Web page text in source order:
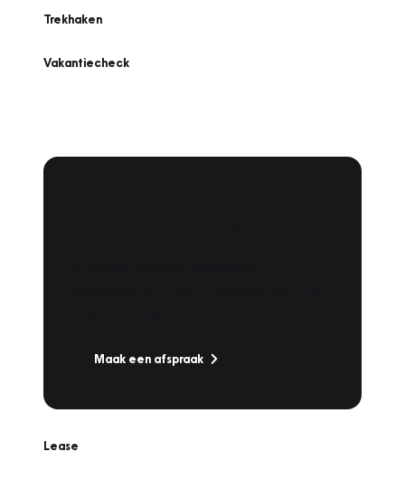
Trekhaken
Vakantiecheck
Maak een afspraak
Lease